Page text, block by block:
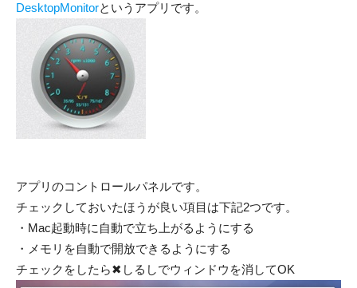
DesktopMonitorというアプリです。
アプリのコントロールパネルです。
チェックしておいたほうが良い項目は下記2つです。
・Mac起動時に自動で立ち上がるようにする
・メモリを自動で開放できるようにする
チェックをしたら✖しるしでウィンドウを消してOK